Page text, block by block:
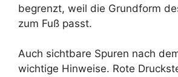
begrenzt, weil die Grundform
zum Fuß passt.
Auch sichtbare Spuren nach
wichtige Hinweise. Rote